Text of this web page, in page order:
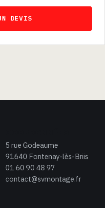
DEVIS
5 rue Godeaume
91640 Fontenay-lès-Briis
01 60 90 48 97
contact@svmontage.fr